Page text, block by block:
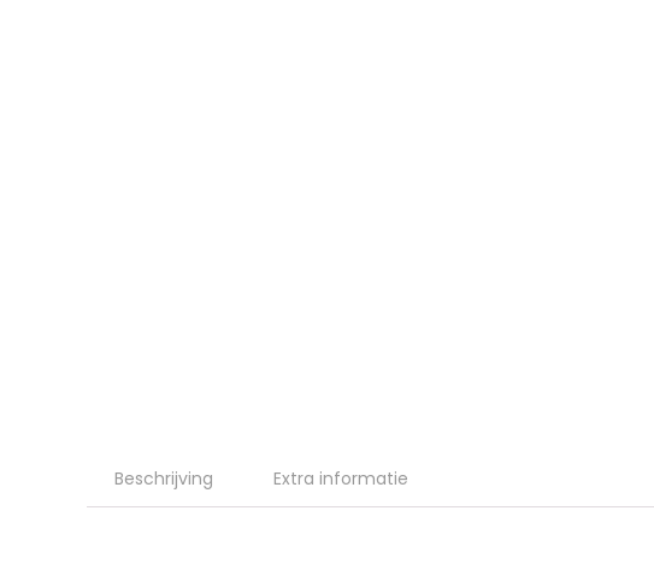
Beschrijving Extra informatie